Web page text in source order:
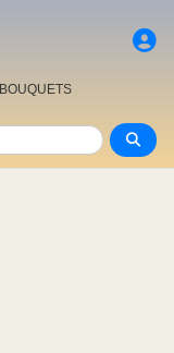
BOUQUETS